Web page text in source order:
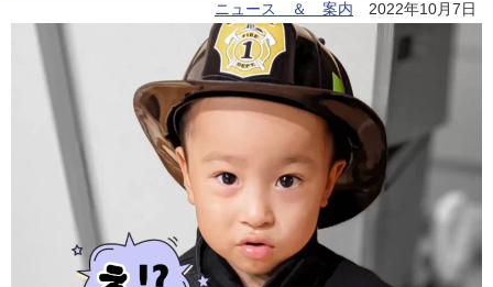
ニュース ＆ 案内 2022年10月7日